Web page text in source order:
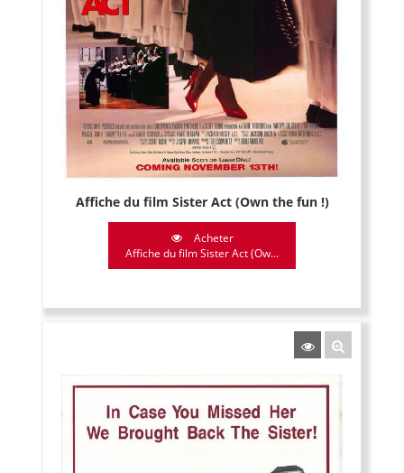
Affiche du film Sister Act (Own the fun !)
Acheter
Affiche du film Sister Act (Ow...